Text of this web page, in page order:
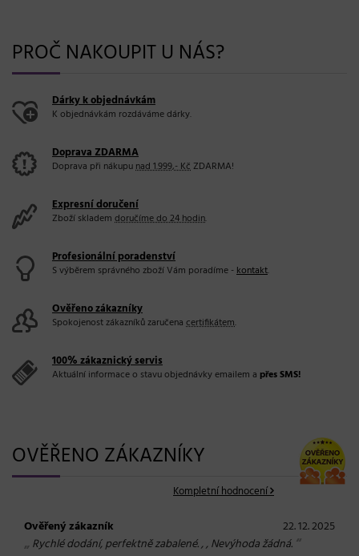
PROČ NAKOUPIT U NÁS?
Dárky k objednávkám
K objednávkám rozdáváme dárky.
Doprava ZDARMA
Doprava při nákupunad 1.999,- KčZDARMA!
Expresní doručení
Zboží skladem doručíme do 24 hodin.
Profesionální poradenství
S výběrem správného zboží Vám poradíme -kontakt.
Ověřeno zákazníky
Spokojenost zákazníků zaručena certifikátem.
100% zákaznický servis
Aktuální informace o stavu objednávky emailem a přes SMS!
OVĚŘENO ZÁKAZNÍKY
Kompletní hodnocení
Ověřený zákazník 22. 12. 2025
„ Rychlé dodání, perfektně zabalené. , , Nevýhoda žádná. “